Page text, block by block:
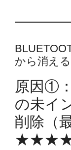
から消え
原因①
の未イ
削除（